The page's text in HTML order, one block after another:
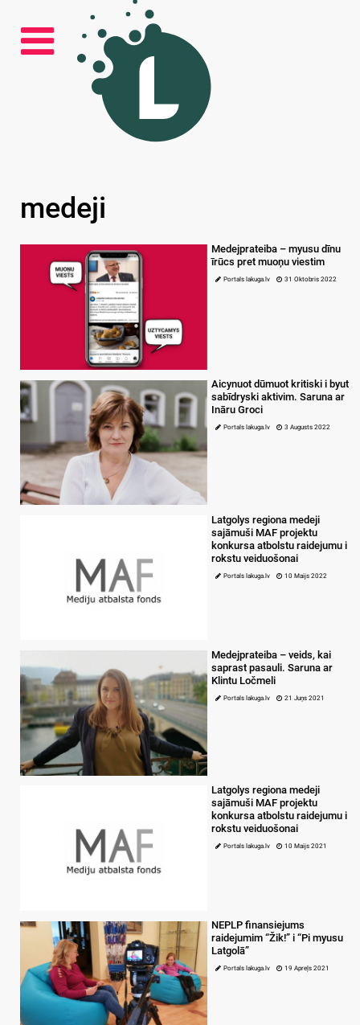
medeji
Medejprateiba – myusu dīnu
īrūcs pret muoņu viestim
Portals lakuga.lv 31 Oktobris 2022
Aicynuot dūmuot kritiski i byut
sabīdryski aktivim. Saruna ar
Ināru Groci
Portals lakuga.lv 3 Augusts 2022
Latgolys regiona medeji
sajāmuši MAF projektu
konkursa atbolstu raidejumu i
rokstu veiduošonai
Portals lakuga.lv 10 Maijs 2022
Medejprateiba – veids, kai
saprast pasauli. Saruna ar
Klintu Ločmeli
Portals lakuga.lv 21 Juņs 2021
Latgolys regiona medeji
sajāmuši MAF projektu
konkursa atbolstu raidejumu i
rokstu veiduošonai
Portals lakuga.lv 10 Maijs 2021
NEPLP finansiejums
raidejumim “Žik!” i “Pi myusu
Latgolā”
Portals lakuga.lv 19 Apreļs 2021